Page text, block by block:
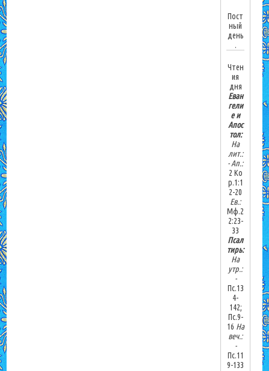
Пост
ный
день
.
Чтен
ия
дня
Еван
гели
е и
Апос
тол:
На
лит.:
-Ап.:
2 Ко
р.1:1
2-20
Ев.:
Мф.2
2:23-
33
Псал
тирь:
На
утр.:
-
Пс.13
4-
142;
Пс.9-
16 На
веч.:
-
Пс.11
9-133